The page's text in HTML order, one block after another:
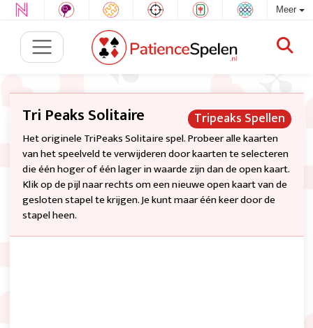
Meer
Tripeaks Spellen
Tri Peaks Solitaire
Het originele TriPeaks Solitaire spel. Probeer alle kaarten
van het speelveld te verwijderen door kaarten te selecteren
die één hoger of één lager in waarde zijn dan de open kaart.
Klik op de pijl naar rechts om een nieuwe open kaart van de
gesloten stapel te krijgen. Je kunt maar één keer door de
stapel heen.